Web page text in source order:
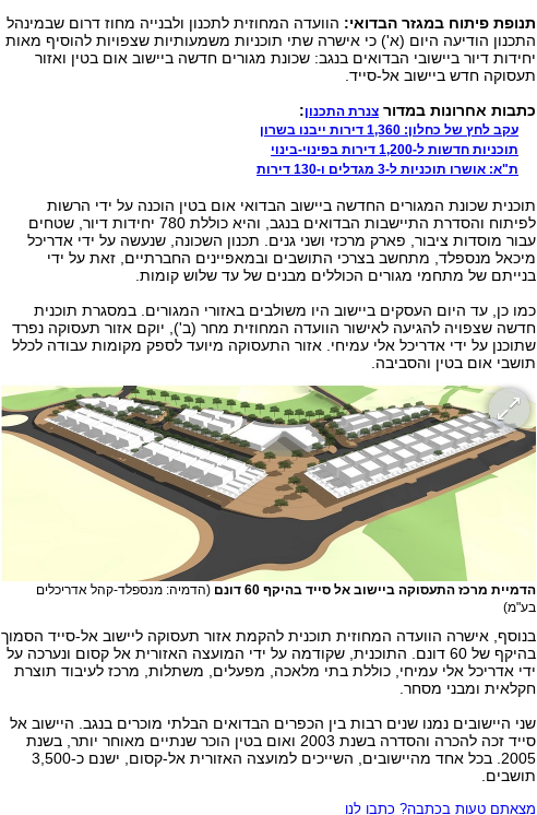
תנופת פיתוח במגזר הבדואי: הוועדה המחוזית לתכנון ולבנייה מחוז דרום שבמינהל
התכנון הודיעה היום (א') כי אישרה שתי תוכניות משמעותיות שצפויות להוסיף מאות
יחידות דיור ביישובי הבדואים בנגב: שכונת מגורים חדשה ביישוב אום בטין ואזור
תעסוקה חדש ביישוב אל-סייד.
כתבות אחרונות במדור צנרת התכנון:
עקב לחץ של כחלון: 1,360 דירות ייבנו בשרון
תוכניות חדשות ל-1,200 דירות בפינוי-בינוי
ת"א: אושרו תוכניות ל-3 מגדלים ו-130 דירות
תוכנית שכונת המגורים החדשה ביישוב הבדואי אום בטין הוכנה על ידי הרשות
לפיתוח והסדרת התיישבות הבדואים בנגב, והיא כוללת 780 יחידות דיור, שטחים
עבור מוסדות ציבור, פארק מרכזי ושני גנים. תכנון השכונה, שנעשה על ידי אדריכל
מיכאל מנספלד, מתחשב בצרכי התושבים ובמאפיינים החברתיים, זאת על ידי
בנייתם של מתחמי מגורים הכוללים מבנים של עד שלוש קומות.
כמו כן, עד היום העסקים ביישוב היו משולבים באזורי המגורים. במסגרת תוכנית
חדשה שצפויה להגיעה לאישור הוועדה המחוזית מחר (ב'), יוקם אזור תעסוקה נפרד
שתוכנן על ידי אדריכל אלי עמיחי. אזור התעסוקה מיועד לספק מקומות עבודה לכלל
תושבי אום בטין והסביבה.
הדמיית מרכז התעסוקה ביישוב אל סייד בהיקף 60 דונם
(הדמיה: מנספלד-קהל אדריכלים
בע"מ)
בנוסף, אישרה הוועדה המחוזית תוכנית להקמת אזור תעסוקה ליישוב אל-סייד הסמוך
בהיקף של 60 דונם. התוכנית, שקודמה על ידי המועצה האזורית אל קסום ונערכה על
ידי אדריכל אלי עמיחי, כוללת בתי מלאכה, מפעלים, משתלות, מרכז לעיבוד תוצרת
חקלאית ומבני מסחר.
שני היישובים נמנו שנים רבות בין הכפרים הבדואים הבלתי מוכרים בנגב. היישוב אל
סייד זכה להכרה והסדרה בשנת 2003 ואום בטין הוכר שנתיים מאוחר יותר, בשנת
2005. בכל אחד מהיישובים, השייכים למועצה האזורית אל-קסום, ישנם כ-3,500
תושבים.
מצאתם טעות בכתבה? כתבו לנו